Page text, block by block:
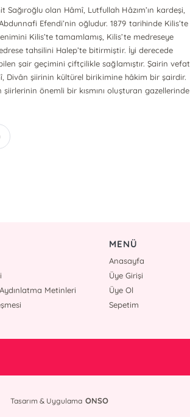
Sağıroğlu olan Hâmî, Lutfullah Hâzım’ın kardeşi,
Efendi’nin oğludur. 1879 tarihinde Kilis’te
Kilis’te tamamlamış, Kilis’te medreseye
tahsilini Halep’te bitirmiştir. İyi derecede
şair geçimini çiftçilikle sağlamıştır. Şairin vefat
Divân şiirinin kültürel birikimine hâkim bir şairdir.
önemli bir kısmını oluşturan gazellerinde
Metinleri
MENÜ
Anasayfa
Üye Girişi
Üye Ol
Sepetim
Tasarım & Uygulama ONSO